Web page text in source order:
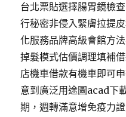
台北票貼選擇腸胃鏡檢
行秘密非侵入緊膚拉提
化服務品牌高級會館方
掉髮模式估價調理填補
店機車借款有機車即可
意到廣泛用途圖acad下
期，週轉滿意增免疫力